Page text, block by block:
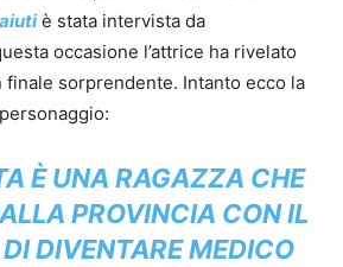
è stata intervista da
occasione l’attrice ha rivelato
finale sorprendente. Intanto ecco la
È UNA RAGAZZA CHE
PROVINCIA CON IL
DIVENTARE MEDICO